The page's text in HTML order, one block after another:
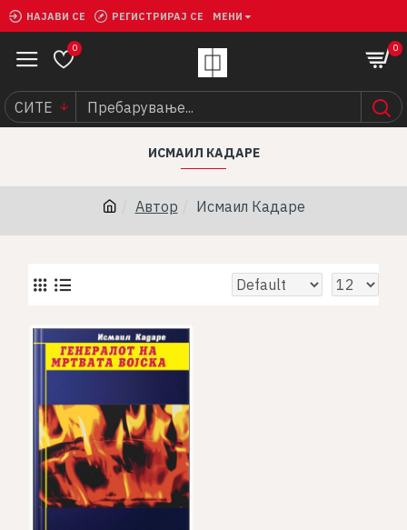
НАЈАВИ СЕ РЕГИСТРИРАЈ СЕ МЕНИ
0 0
СИТЕ
Автор Исмаил Кадаре
ИСМАИЛ КАДАРЕ